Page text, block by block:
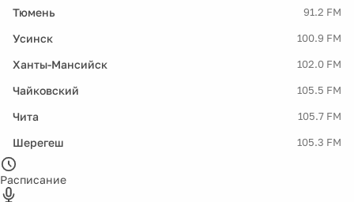
Тюмень 91.2 FM
Усинск 100.9 FM
Ханты-Мансийск 102.0 FM
Чайковский 105.5 FM
Чита 105.7 FM
Шерегеш 105.3 FM
Расписание